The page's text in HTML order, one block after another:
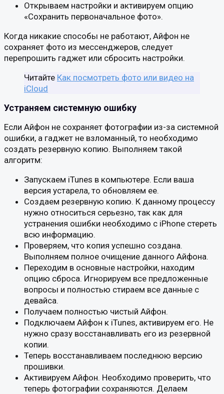
Открываем настройки и активируем опцию
«Сохранить первоначальное фото».
Когда никакие способы не работают, Айфон не
сохраняет фото из мессенджеров, следует
перепрошить гаджет или сбросить настройки.
Читайте Как посмотреть фото или видео на
iCloud
Устраняем системную ошибку
Если Айфон не сохраняет фотографии из-за системной
ошибки, а гаджет не взломанный, то необходимо
создать резервную копию. Выполняем такой
алгоритм:
Запускаем iTunes в компьютере. Если ваша
версия устарела, то обновляем ее.
Создаем резервную копию. К данному процессу
нужно относиться серьезно, так как для
устранения ошибки необходимо с iPhone стереть
всю информацию.
Проверяем, что копия успешно создана.
Выполняем полное очищение данного Айфона.
Переходим в основные настройки, находим
опцию сброса. Игнорируем все предложенные
вопросы и полностью стираем все данные с
девайса.
Получаем полностью чистый Айфон.
Подключаем Айфон к iTunes, активируем его. Не
нужно сразу восстанавливать его из резервной
копии.
Теперь восстанавливаем последнюю версию
прошивки.
Активируем Айфон. Необходимо проверить, что
теперь фотографии сохраняются. Делаем